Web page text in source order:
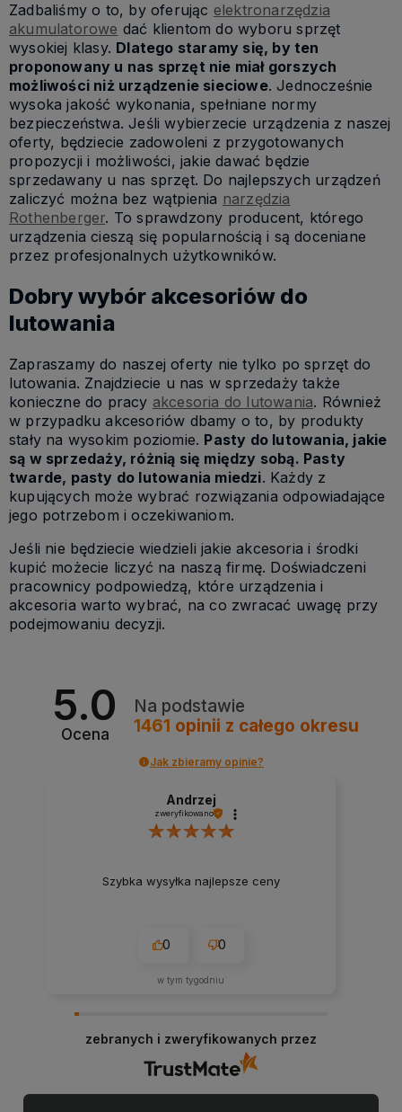
Zadbaliśmy o to, by oferując elektronarzędzia
akumulatorowe dać klientom do wyboru sprzęt
wysokiej klasy. Dlatego staramy się, by ten
proponowany u nas sprzęt nie miał gorszych
możliwości niż urządzenie sieciowe. Jednocześnie
wysoka jakość wykonania, spełniane normy
bezpieczeństwa. Jeśli wybierzecie urządzenia z naszej
oferty, będziecie zadowoleni z przygotowanych
propozycji i możliwości, jakie dawać będzie
sprzedawany u nas sprzęt. Do najlepszych urządzeń
zaliczyć można bez wątpienia narzędzia
Rothenberger. To sprawdzony producent, którego
urządzenia cieszą się popularnością i są doceniane
przez profesjonalnych użytkowników.
Dobry wybór akcesoriów do
lutowania
Zapraszamy do naszej oferty nie tylko po sprzęt do
lutowania. Znajdziecie u nas w sprzedaży także
konieczne do pracy akcesoria do lutowania. Również
w przypadku akcesoriów dbamy o to, by produkty
stały na wysokim poziomie. Pasty do lutowania, jakie
są w sprzedaży, różnią się między sobą. Pasty
twarde, pasty do lutowania miedzi. Każdy z
kupujących może wybrać rozwiązania odpowiadające
jego potrzebom i oczekiwaniom.
Jeśli nie będziecie wiedzieli jakie akcesoria i środki
kupić możecie liczyć na naszą firmę. Doświadczeni
pracownicy podpowiedzą, które urządzenia i
akcesoria warto wybrać, na co zwracać uwagę przy
podejmowaniu decyzji.
5.0
Ocena
Na podstawie
1461 opinii z całego okresu
Jak zbieramy opinie?
Andrzej
zweryfikowano
Szybka wysyłka najlepsze ceny
0 0
w tym tygodniu
zebranych i zweryfikowanych przez